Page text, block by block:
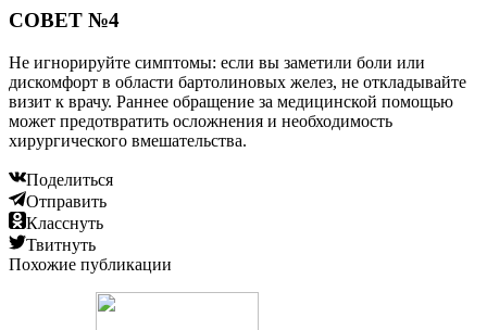
СОВЕТ №4
Не игнорируйте симптомы: если вы заметили боли или
дискомфорт в области бартолиновых желез, не откладывайте
визит к врачу. Раннее обращение за медицинской помощью
может предотвратить осложнения и необходимость
хирургического вмешательства.
Поделиться
Отправить
Класснуть
Твитнуть
Похожие публикации